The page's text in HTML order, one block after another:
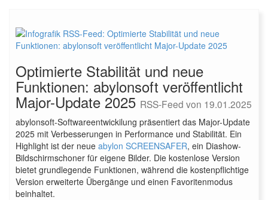
Optimierte Stabilität und neue
Funktionen: abylonsoft veröffentlicht
Major-Update 2025 RSS-Feed von 19.01.2025
abylonsoft-Softwareentwickilung präsentiert das Major-Update
2025 mit Verbesserungen in Performance und Stabilität. Ein
Highlight ist der neue abylon SCREENSAFER, ein Diashow-
Bildschirmschoner für eigene Bilder. Die kostenlose Version
bietet grundlegende Funktionen, während die kostenpflichtige
Version erweiterte Übergänge und einen Favoritenmodus
beinhaltet.